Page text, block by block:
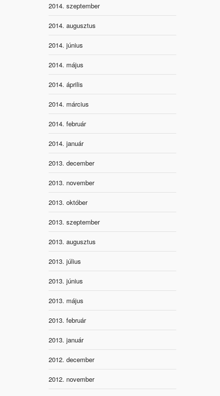
2014. szeptember
2014. augusztus
2014. június
2014. május
2014. április
2014. március
2014. február
2014. január
2013. december
2013. november
2013. október
2013. szeptember
2013. augusztus
2013. július
2013. június
2013. május
2013. február
2013. január
2012. december
2012. november